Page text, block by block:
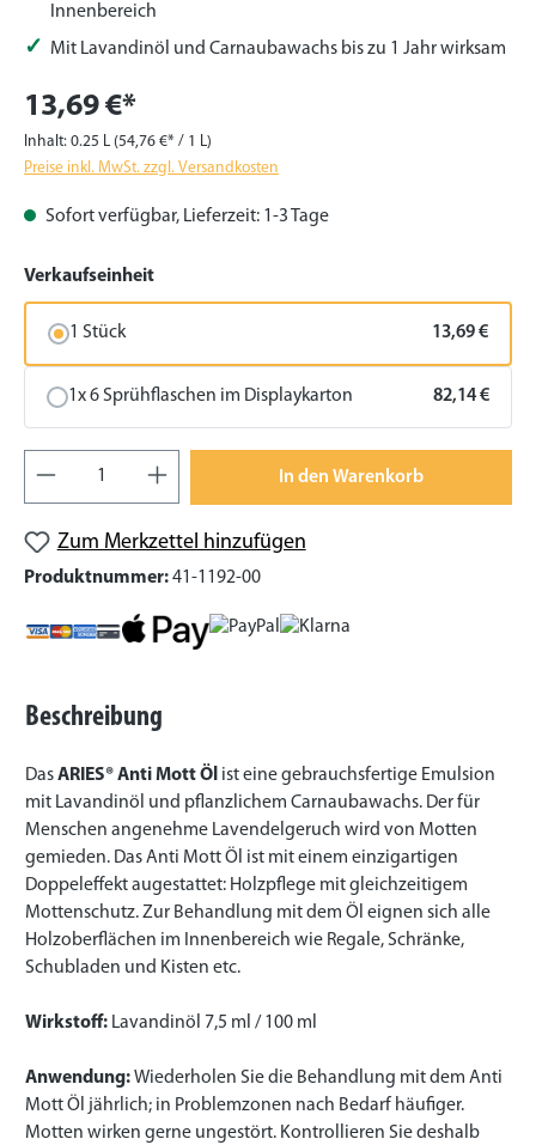
Innenbereich
Mit Lavandinöl und Carnaubawachs bis zu 1 Jahr wirksam
13,69 €*
Inhalt: 0.25 L (54,76 €* / 1 L)
Preise inkl. MwSt. zzgl. Versandkosten
Sofort verfügbar, Lieferzeit: 1-3 Tage
Verkaufseinheitauswählen
1 Stück 13,69 €
1x 6 Sprühflaschen im Displaykarton 82,14 €
Produkt Anzahl: Gib den gewünschten
In den Warenkorb
Zum Merkzettel hinzufügen
Produktnummer:41-1192-00
Beschreibung
DasARIES® Anti Mott Öl ist eine gebrauchsfertige Emulsion
mit Lavandinöl und pflanzlichem Carnaubawachs. Der für
Menschen angenehme Lavendelgeruch wird von Motten
gemieden. Das Anti Mott Öl ist mit einem einzigartigen
Doppeleffekt augestattet: Holzpflege mit gleichzeitigem
Mottenschutz. Zur Behandlung mit dem Öl eignen sich alle
Holzoberflächen im Innenbereich wie Regale, Schränke,
Schubladen und Kisten etc.
Wirkstoff: Lavandinöl 7,5 ml / 100 ml
Anwendung:Wiederholen Sie die Behandlung mit dem Anti
Mott Öl jährlich; in Problemzonen nach Bedarf häufiger.
Motten wirken gerne ungestört. Kontrollieren Sie deshalb